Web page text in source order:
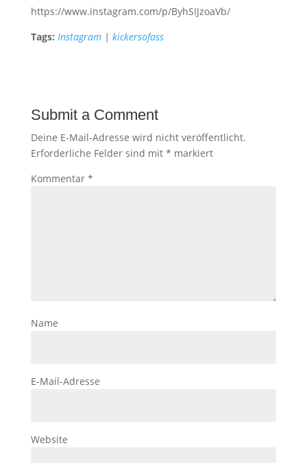
https://www.instagram.com/p/ByhSIJzoaVb/
Tags: Instagram| kickersofass
Submit a Comment
Deine E-Mail-Adresse wird nicht veröffentlicht.
Erforderliche Felder sind mit * markiert
Kommentar *
Name
E-Mail-Adresse
Website